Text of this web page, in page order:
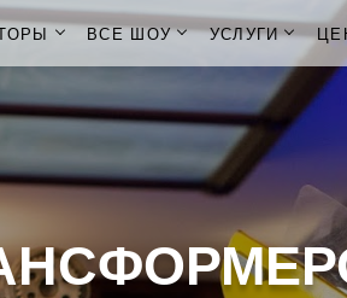
ВСЕ ШОУ УСЛУГИ